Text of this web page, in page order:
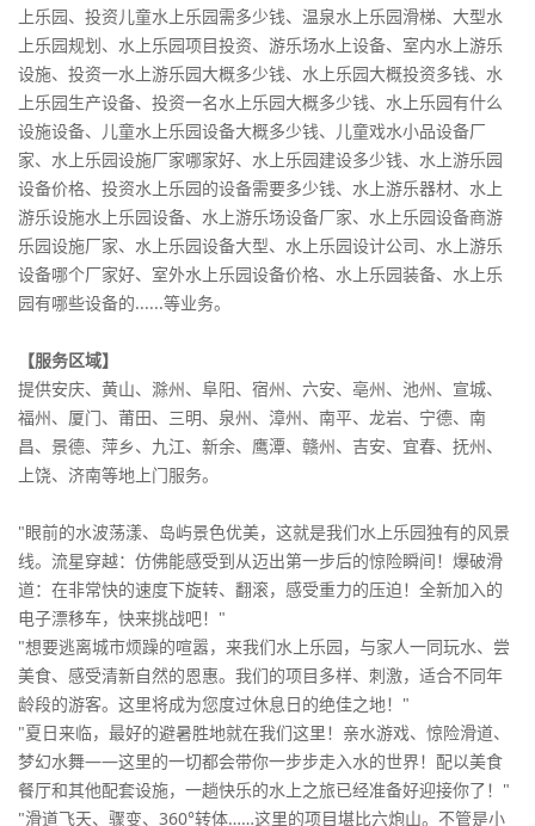
上乐园、投资儿童水上乐园需多少钱、温泉水上乐园滑梯、大型水
上乐园规划、水上乐园项目投资、游乐场水上设备、室内水上游乐
设施、投资一水上游乐园大概多少钱、水上乐园大概投资多钱、水
上乐园生产设备、投资一名水上乐园大概多少钱、水上乐园有什么
设施设备、儿童水上乐园设备大概多少钱、儿童戏水小品设备厂
家、水上乐园设施厂家哪家好、水上乐园建设多少钱、水上游乐园
设备价格、投资水上乐园的设备需要多少钱、水上游乐器材、水上
游乐设施水上乐园设备、水上游乐场设备厂家、水上乐园设备商游
乐园设施厂家、水上乐园设备大型、水上乐园设计公司、水上游乐
设备哪个厂家好、室外水上乐园设备价格、水上乐园装备、水上乐
园有哪些设备的......等业务。
【服务区域】
提供安庆、黄山、滁州、阜阳、宿州、六安、亳州、池州、宣城、
福州、厦门、莆田、三明、泉州、漳州、南平、龙岩、宁德、南
昌、景德、萍乡、九江、新余、鹰潭、赣州、吉安、宜春、抚州、
上饶、济南等地上门服务。
"眼前的水波荡漾、岛屿景色优美，这就是我们水上乐园独有的风景
线。流星穿越：仿佛能感受到从迈出第一步后的惊险瞬间！爆破滑
道：在非常快的速度下旋转、翻滚，感受重力的压迫！全新加入的
电子漂移车，快来挑战吧！"
"想要逃离城市烦躁的喧嚣，来我们水上乐园，与家人一同玩水、尝
美食、感受清新自然的恩惠。我们的项目多样、刺激，适合不同年
龄段的游客。这里将成为您度过休息日的绝佳之地！"
"夏日来临，最好的避暑胜地就在我们这里！亲水游戏、惊险滑道、
梦幻水舞——这里的一切都会带你一步步走入水的世界！配以美食
餐厅和其他配套设施，一趟快乐的水上之旅已经准备好迎接你了！"
"滑道飞天、骤变、360°转体……这里的项目堪比六炮山。不管是小